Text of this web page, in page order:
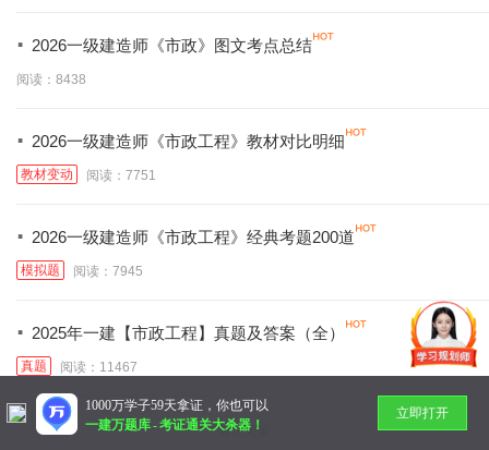
· 2026一级建造师《市政》图文考点总结
阅读：8438
· 2026一级建造师《市政工程》教材对比明细
教材变动 阅读：7751
· 2026一级建造师《市政工程》经典考题200道
模拟题 阅读：7945
· 2025年一建【市政工程】真题及答案（全）
真题 阅读：11467
暂无更多
1000万学子59天拿证，你也可以
一建万题库-考证通关大杀器！
立即打开